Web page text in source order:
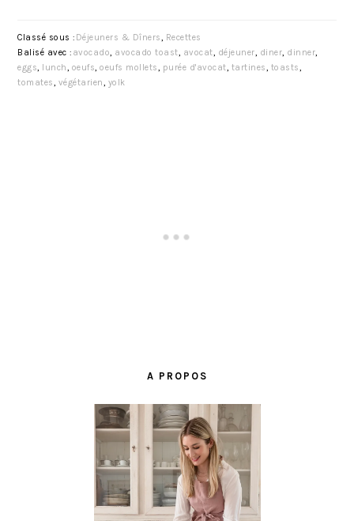
Classé sous : Déjeuners & Dîners, Recettes
Balisé avec : avocado, avocado toast, avocat, déjeuner, diner, dinner,
eggs, lunch, oeufs,oeufs mollets, purée d'avocat, tartines, toasts,
tomates, végétarien, yolk
A PROPOS